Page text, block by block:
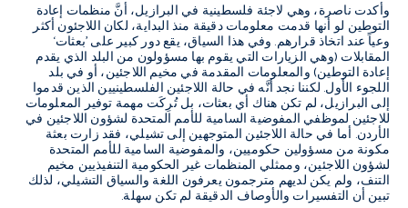
وأكدت ناصرة، وهي لاجئة فلسطينية في البرازيل، أنَّ منظمات إعادة
التوطين لو أنها قدمت معلومات دقيقة منذ البداية، لكان اللاجئون أكثر
وعياً عند اتخاذ قرارهم. وفي هذا السياق، يقع دور كبير على ’بعثات‘
المقابلات (وهي الزيارات التي يقوم بها مسؤولون من البلد الذي يقدم
إعادة التوطين) والمعلومات المقدمة في مخيم اللاجئين، أو في بلد
اللجوء الأول. لكننا نجد أنَّه في حالة اللاجئين الفلسطينيين الذين قدموا
إلى البرازيل، لم تكن هناك أي بعثات، بل تُرِكَت مهمة توفير المعلومات
للاجئين لموظفي المفوضية السامية للأمم المتحدة لشؤون اللاجئين في
الأردن. أما في حالة اللاجئين المتوجهين إلى تشيلي، فقد زارت بعثة
مكونة من مسؤولين حكوميين، والمفوضية السامية للأمم المتحدة
لشؤون اللاجئين، وممثلي المنظمات غير الحكومية التنفيذيين مخيم
التنف، ولم يكن لديهم مترجمون يعرفون اللغة والسياق التشيلي، لذلك
تبين أن التفسيرات والأوصاف الدقيقة لم تكن سهلة.